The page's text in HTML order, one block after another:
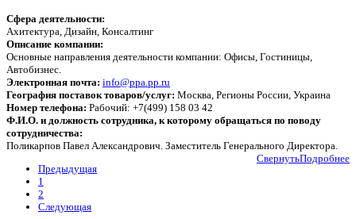
Сфера деятельности:
Ахитектура, Дизайн, Консалтинг
Описание компании:
Основные направления деятельности компании: Офисы, Гостиницы,
Автобизнес.
Электронная почта: info@ppa.pp.ru
География поставок товаров/услуг: Москва, Регионы России, Украина
Номер телефона: Рабочий: +7(499) 158 03 42
Ф.И.О. и должность сотрудника, к которому обращаться по поводу
сотрудничества:
Поликарпов Павел Александрович. Заместитель Генерального Директора.
Подробнее
Свернуть
Предыдущая
1
2
Следующая